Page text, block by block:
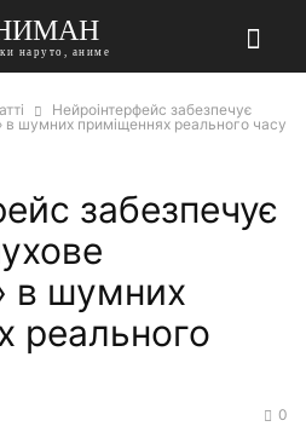
наруто, аниме
Нейроінтерфейс забезпечує
в шумних приміщеннях реального часу
забезпечує
в шумних
реального
0